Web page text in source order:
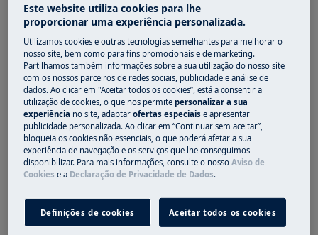
Para desativar a função AirDry, consulte as
sugestões abaixo para instruções passo a
passo:
Nota:O método pode diferir dependendo do
tipo de painel de controlo da máquina de lavar
loiça. Se o painel de controlo parecer diferente
do gráfico abaixo, consulte o manual do
utilizador fornecido com o seu aparelho.
1. Para desativar a função ""AirDry"", o
aparelho deve estar no modo de seleção de
programa.
Nota:O aparelho está no modo de seleção de
Este website utiliza cookies para lhe
proporcionar uma experiência personalizada.
Utilizamos cookies e outras tecnologias semelhantes para melhorar o
nosso site, bem como para fins promocionais e de marketing.
Partilhamos também informações sobre a sua utilização do nosso site
com os nossos parceiros de redes sociais, publicidade e análise de
dados. Ao clicar em "Aceitar todos os cookies”, está a consentir a
utilização de cookies, o que nos permitepersonalizar a sua
experiência no site, adaptarofertas especiaise apresentar
publicidade personalizada. Ao clicar em “Continuar sem aceitar”,
bloqueia os cookies não essenciais, o que poderá afetar a sua
experiência de navegação e os serviços que lhe conseguimos
disponibilizar. Para mais informações, consulte o nossoAviso de
Cookies e a Declaração de Privacidade de Dados.
Definições de cookies Aceitar todos os cookies